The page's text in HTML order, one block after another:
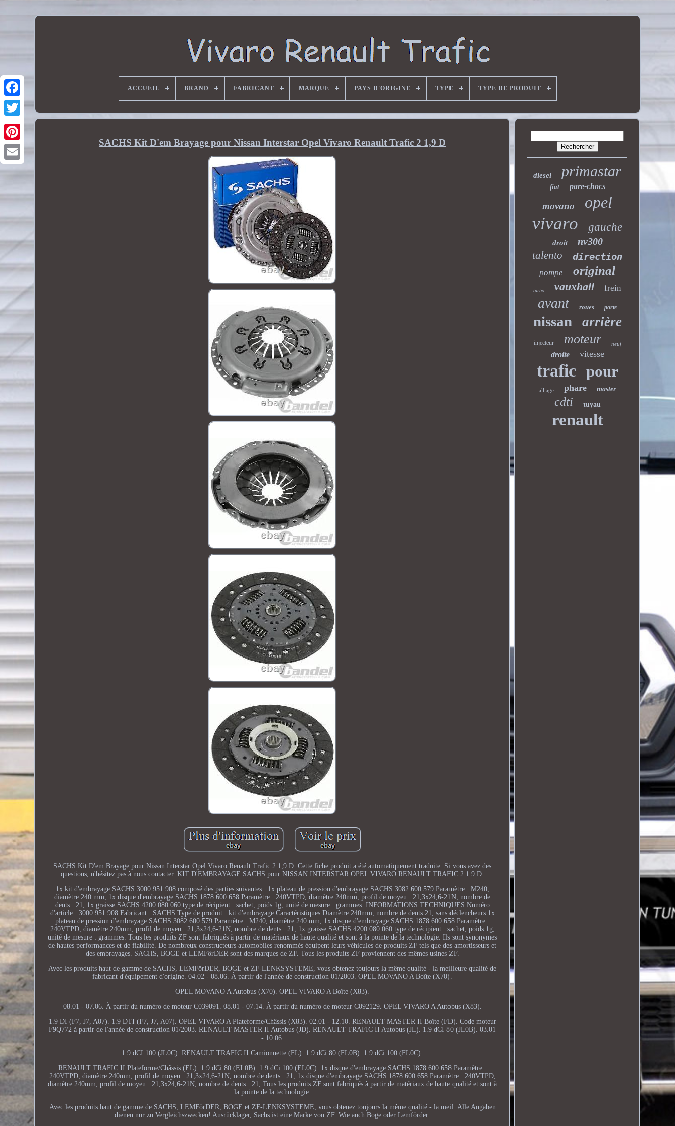
ACCUEIL BRAND FABRICANT MARQUE PAYS D'ORIGINE TYPE TYPE DE PRODUIT
SACHS Kit D'em Brayage pour Nissan Interstar Opel Vivaro Renault Trafic 2 1,9 D
SACHS Kit D'em Brayage pour Nissan Interstar Opel Vivaro Renault Trafic 2 1,9 D. Cette fiche produit a été automatiquement traduite. Si vous avez des
questions, n'hésitez pas à nous contacter. KIT D'EMBRAYAGE SACHS pour NISSAN INTERSTAR OPEL VIVARO RENAULT TRAFIC 2 1.9 D.
1x kit d'embrayage SACHS 3000 951 908 composé des parties suivantes : 1x plateau de pression d'embrayage SACHS 3082 600 579 Paramètre : M240,
diamètre 240 mm, 1x disque d'embrayage SACHS 1878 600 658 Paramètre : 240VTPD, diamètre 240mm, profil de moyeu : 21,3x24,6-21N, nombre de
dents : 21, 1x graisse SACHS 4200 080 060 type de récipient : sachet, poids 1g, unité de mesure : grammes. INFORMATIONS TECHNIQUES Numéro
d'article : 3000 951 908 Fabricant : SACHS Type de produit : kit d'embrayage Caractéristiques Diamètre 240mm, nombre de dents 21, sans déclencheurs 1x
plateau de pression d'embrayage SACHS 3082 600 579 Paramètre : M240, diamètre 240 mm, 1x disque d'embrayage SACHS 1878 600 658 Paramètre :
240VTPD, diamètre 240mm, profil de moyeu : 21,3x24,6-21N, nombre de dents : 21, 1x graisse SACHS 4200 080 060 type de récipient : sachet, poids 1g,
unité de mesure : grammes. Tous les produits ZF sont fabriqués à partir de matériaux de haute qualité et sont à la pointe de la technologie. Ils sont synonymes
de hautes performances et de fiabilité. De nombreux constructeurs automobiles renommés équipent leurs véhicules de produits ZF tels que des amortisseurs et
des embrayages. SACHS, BOGE et LEMFörDER sont des marques de ZF. Tous les produits ZF proviennent des mêmes usines ZF.
Avec les produits haut de gamme de SACHS, LEMFörDER, BOGE et ZF-LENKSYSTEME, vous obtenez toujours la même qualité - la meilleure qualité de
fabricant d'équipement d'origine. 04.02 - 08.06. À partir de l'année de construction 01/2003. OPEL MOVANO A Boîte (X70).
OPEL MOVANO A Autobus (X70). OPEL VIVARO A Boîte (X83).
08.01 - 07.06. À partir du numéro de moteur C039091. 08.01 - 07.14. À partir du numéro de moteur C092129. OPEL VIVARO A Autobus (X83).
1.9 DI (F7, J7, A07). 1.9 DTI (F7, J7, A07). OPEL VIVARO A Plateforme/Châssis (X83). 02.01 - 12.10. RENAULT MASTER II Boîte (FD). Code moteur
F9Q772 à partir de l'année de construction 01/2003. RENAULT MASTER II Autobus (JD). RENAULT TRAFIC II Autobus (JL). 1.9 dCI 80 (JL0B). 03.01
- 10.06.
1.9 dCI 100 (JL0C). RENAULT TRAFIC II Camionnette (FL). 1.9 dCi 80 (FL0B). 1.9 dCi 100 (FL0C).
RENAULT TRAFIC II Plateforme/Châssis (EL). 1.9 dCi 80 (EL0B). 1.9 dCi 100 (EL0C). 1x disque d'embrayage SACHS 1878 600 658 Paramètre :
240VTPD, diamètre 240mm, profil de moyeu : 21,3x24,6-21N, nombre de dents : 21, 1x disque d'embrayage SACHS 1878 600 658 Paramètre : 240VTPD,
diamètre 240mm, profil de moyeu : 21,3x24,6-21N, nombre de dents : 21, Tous les produits ZF sont fabriqués à partir de matériaux de haute qualité et sont à
la pointe de la technologie.
Avec les produits haut de gamme de SACHS, LEMFörDER, BOGE et ZF-LENKSYSTEME, vous obtenez toujours la même qualité - la meil. Alle Angaben
dienen nur zu Vergleichszwecken! Ausrücklager, Sachs ist eine Marke von ZF. Wie auch Boge oder Lemförder.
diesel primastar
fiat pare-chocs
movano opel
vivaro gauche
droit nv300
talento direction
pompe original
turbo vauxhall frein
avant roues porte
nissan arrière
injecteur moteur neuf
droite vitesse
trafic pour
alliage phare master
cdti tuyau
renault